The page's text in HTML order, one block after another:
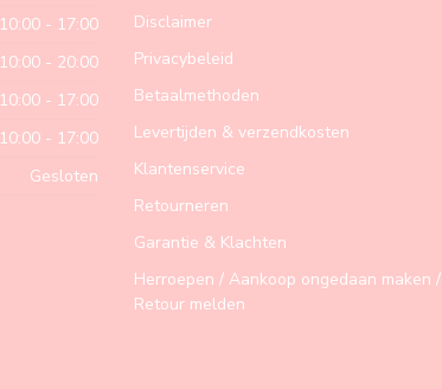
10:00 - 17:00
10:00 - 20:00
10:00 - 17:00
10:00 - 17:00
Gesloten
Disclaimer
Privacybeleid
Betaalmethoden
Levertijden & verzendkosten
Klantenservice
Retourneren
Garantie & Klachten
Herroepen / Aankoop ongedaan maken /
Retour melden